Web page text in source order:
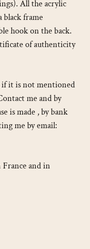
All the acrylic
black frame
hook on the back.
of authenticity
if it is not mentioned
me and by
is made , by bank
me by email:
and in